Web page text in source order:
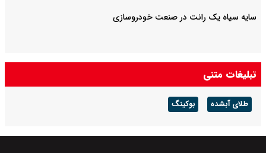
سایه سیاه یک رانت در صنعت خودروسازی
تبلیغات متنی
طلای آبشده بوکینگ